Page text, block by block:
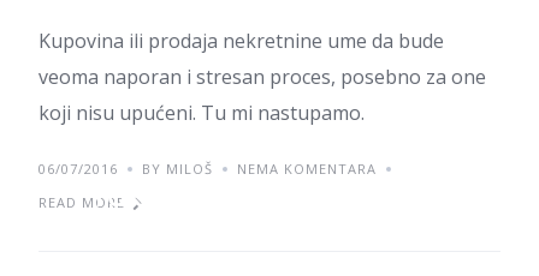
Kupovina ili prodaja nekretnine ume da bude
veoma naporan i stresan proces, posebno za one
koji nisu upućeni. Tu mi nastupamo.
06/07/2016 BY MILOŠ
NEMA KOMENTARA
READ MOREProkuplje od proleća do